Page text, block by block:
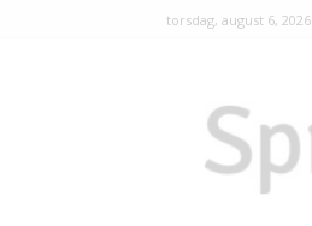
torsdag, august 6, 2026